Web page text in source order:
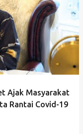
Ajak Masyarakat
Rantai Covid-19